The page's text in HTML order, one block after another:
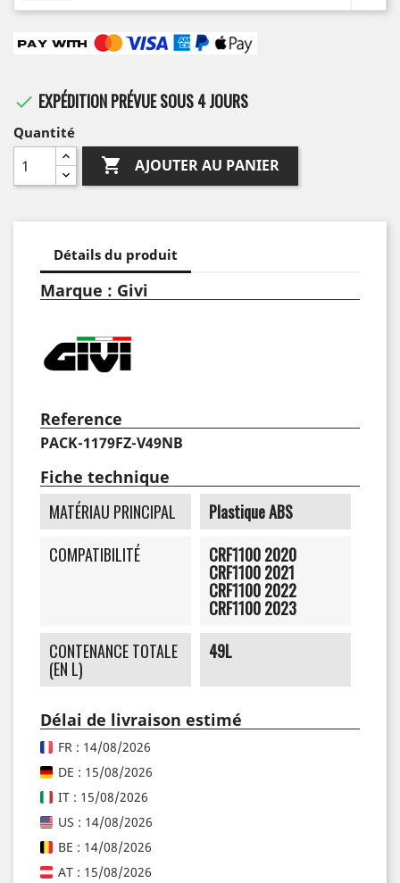
 EXPÉDITION PRÉVUE SOUS 4 JOURS
Quantité
 AJOUTER AU PANIER
Détails du produit
Marque : Givi
Reference
PACK-1179FZ-V49NB
Fiche technique
MATÉRIAU PRINCIPAL
Plastique ABS
COMPATIBILITÉ
CRF1100 2020
CRF1100 2021
CRF1100 2022
CRF1100 2023
CONTENANCE TOTALE
(EN L)
49L
Délai de livraison estimé
FR : 14/08/2026
DE : 15/08/2026
IT : 15/08/2026
US : 14/08/2026
BE : 14/08/2026
AT : 15/08/2026